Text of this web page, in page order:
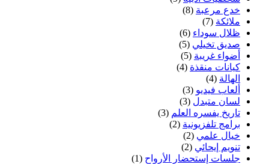
خدع مرعبة (8)
ملائكة (7)
ظلال سوداء (6)
صديق تخيلي (5)
أضواء غريبة (5)
كيانات منقذة (4)
الهالة (4)
ألعاب فيديو (3)
لسان متبدل (3)
تاريخ يفسره العلم (3)
برامج تلفزيونية (2)
خيال علمي (2)
تنويم إيحائي (2)
جلسات إستحضار الأرواح (1)